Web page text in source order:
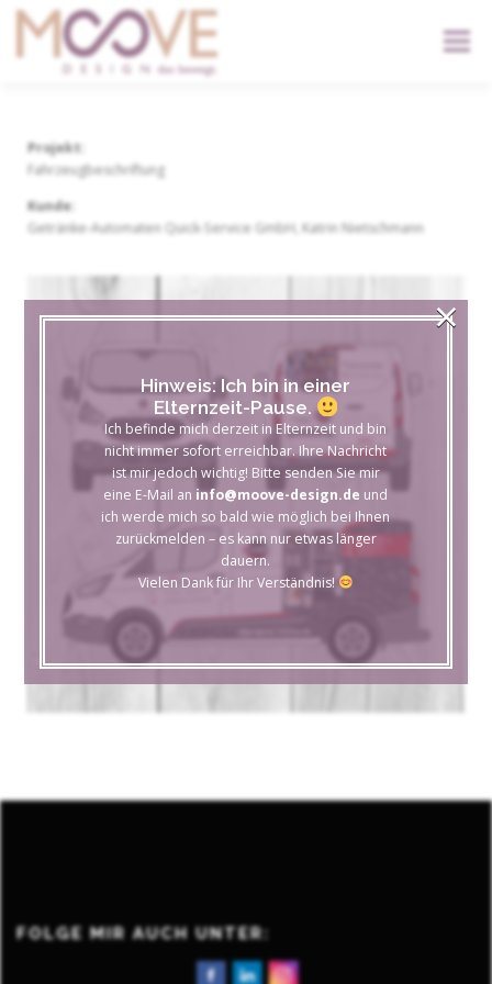
content
Menü
KONTAKT
Projekt:
Fahrzeugbeschriftung
Kunde:
Getränke-Automaten Quick-Service GmbH, Katrin Nietschmann
FOLGE MIR AUCH UNTER:
Hinweis: Ich bin in einer
Elternzeit-Pause.
Ich befinde mich derzeit in Elternzeit und bin
nicht immer sofort erreichbar. Ihre Nachricht
ist mir jedoch wichtig! Bitte senden Sie mir
eine E-Mail an info@moove-design.de und
ich werde mich so bald wie möglich bei Ihnen
zurückmelden – es kann nur etwas länger
dauern.
Vielen Dank für Ihr Verständnis!
×